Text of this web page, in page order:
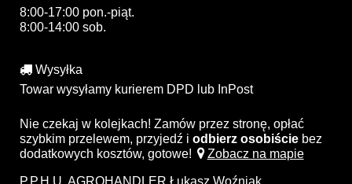
8:00-17:00 pon.-piąt.
8:00-14:00 sob.
Wysyłka
Towar wysyłamy kurierem DPD lub InPost
Nie czekaj w kolejkach! Zamów przez stronę, opłać
szybkim przelewem, przyjedź i odbierz osobiście bez
dodatkowych kosztów, gotowe!
Zobacz na mapie
P.P.H.U. AGROHANDLER Łukasz Woźniak